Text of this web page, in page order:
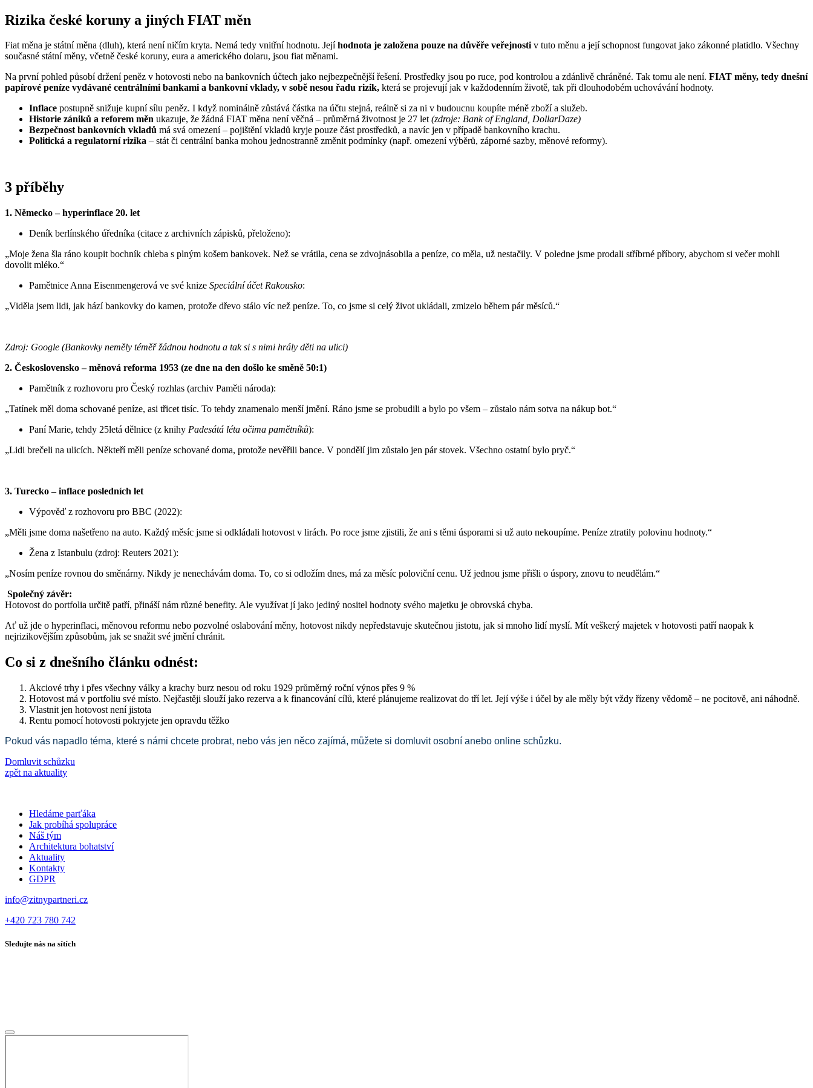
Rizika české koruny a jiných FIAT měn
Fiat měna je státní měna (dluh), která není ničím kryta. Nemá tedy vnitřní hodnotu. Její hodnota je založena pouze na důvěře veřejnostiv tuto měnu a její schopnost fungovat jako zákonné platidlo. Všechny
současné státní měny, včetně české koruny, eura a amerického dolaru, jsou fiat měnami.
Na první pohled působí držení peněz v hotovosti nebo na bankovních účtech jako nejbezpečnější řešení. Prostředky jsou po ruce, pod kontrolou a zdánlivě chráněné. Tak tomu ale není. FIAT měny, tedy dnešní
papírové peníze vydávané centrálními bankami a bankovní vklady, v sobě nesou řadu rizik, která se projevují jak v každodenním životě, tak při dlouhodobém uchovávání hodnoty.
Inflace postupně snižuje kupní sílu peněz. I když nominálně zůstává částka na účtu stejná, reálně si za ni v budoucnu koupíte méně zboží a služeb.
Historie zániků a reforem měn ukazuje, že žádná FIAT měna není věčná – průměrná životnost je 27 let(zdroje: Bank of England, DollarDaze)
Bezpečnost bankovních vkladů má svá omezení – pojištění vkladů kryje pouze část prostředků, a navíc jen v případě bankovního krachu.
Politická a regulatorní rizika – stát či centrální banka mohou jednostranně změnit podmínky (např. omezení výběrů, záporné sazby, měnové reformy).
3 příběhy
1️. Německo – hyperinflace 20. let
Deník berlínského úředníka (citace z archivních zápisků, přeloženo):
„Moje žena šla ráno koupit bochník chleba s plným košem bankovek. Než se vrátila, cena se zdvojnásobila a peníze, co měla, už nestačily. V poledne jsme prodali stříbrné příbory, abychom si večer mohli
dovolit mléko.“
Pamětnice Anna Eisenmengerová ve své knize Speciální účet Rakousko:
„Viděla jsem lidi, jak hází bankovky do kamen, protože dřevo stálo víc než peníze. To, co jsme si celý život ukládali, zmizelo během pár měsíců.“
Zdroj: Google (Bankovky neměly téměř žádnou hodnotu a tak si s nimi hrály děti na ulici)
2️. Československo – měnová reforma 1953 (ze dne na den došlo ke směně 50:1)
Pamětník z rozhovoru pro Český rozhlas (archiv Paměti národa):
„Tatínek měl doma schované peníze, asi třicet tisíc. To tehdy znamenalo menší jmění. Ráno jsme se probudili a bylo po všem – zůstalo nám sotva na nákup bot.“
Paní Marie, tehdy 25letá dělnice (z knihy Padesátá léta očima pamětníků):
„Lidi brečeli na ulicích. Někteří měli peníze schované doma, protože nevěřili bance. V pondělí jim zůstalo jen pár stovek. Všechno ostatní bylo pryč.“
3️. Turecko – inflace posledních let
Výpověď z rozhovoru pro BBC (2022):
„Měli jsme doma našetřeno na auto. Každý měsíc jsme si odkládali hotovost v lirách. Po roce jsme zjistili, že ani s těmi úsporami si už auto nekoupíme. Peníze ztratily polovinu hodnoty.“
Žena z Istanbulu (zdroj: Reuters 2021):
„Nosím peníze rovnou do směnárny. Nikdy je nenechávám doma. To, co si odložím dnes, má za měsíc poloviční cenu. Už jednou jsme přišli o úspory, znovu to neudělám.“
Společný závěr:
Hotovost do portfolia určitě patří, přináší nám různé benefity. Ale využívat jí jako jediný nositel hodnoty svého majetku je obrovská chyba.
Ať už jde o hyperinflaci, měnovou reformu nebo pozvolné oslabování měny, hotovost nikdy nepředstavuje skutečnou jistotu, jak si mnoho lidí myslí. Mít veškerý majetek v hotovosti patří naopak k
nejrizikovějším způsobům, jak se snažit své jmění chránit.
Co si z dnešního článku odnést:
Akciové trhy i přes všechny války a krachy burz nesou od roku 1929 průměrný roční výnos přes 9 %
Hotovost má v portfoliu své místo. Nejčastěji slouží jako rezerva a k financování cílů, které plánujeme realizovat do tří let. Její výše i účel by ale měly být vždy řízeny vědomě – ne pocitově, ani náhodně.
Vlastnit jen hotovost není jistota
Rentu pomocí hotovosti pokryjete jen opravdu těžko
Pokud vás napadlo téma, které s námi chcete probrat, nebo vás jen něco zajímá, můžete si domluvit osobní anebo online schůzku.
Domluvit schůzku
zpět na aktuality
Hledáme parťáka
Jak probíhá spolupráce
Náš tým
Architektura bohatství
Aktuality
Kontakty
GDPR
info@zitnypartneri.cz
+420 723 780 742
Sledujte nás na sítích